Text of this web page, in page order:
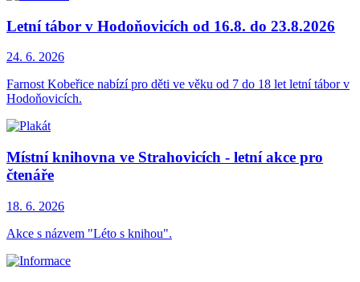
Letní tábor v Hodoňovicích od 16.8. do 23.8.2026
24. 6. 2026
Farnost Kobeřice nabízí pro děti ve věku od 7 do 18 let letní tábor v
Hodoňovicích.
Místní knihovna ve Strahovicích - letní akce pro
čtenáře
18. 6. 2026
Akce s názvem "Léto s knihou".